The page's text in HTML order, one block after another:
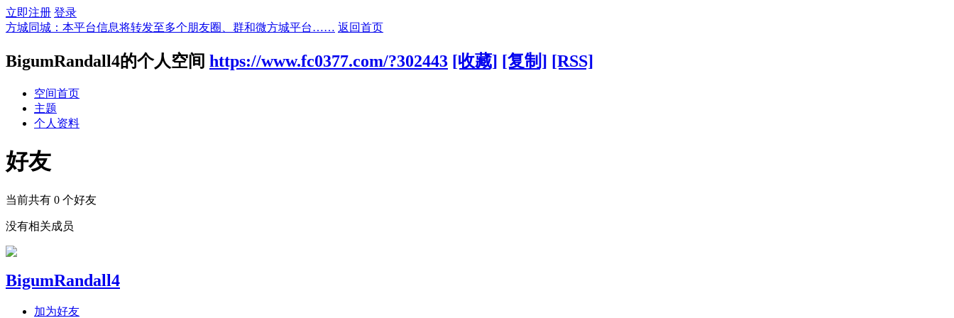
立即注册 登录
方城同城：本平台信息将转发至多个朋友圈、群和微方城平台…… 返回首页
BigumRandall4的个人空间 https://www.fc0377.com/?302443 [收藏] [复制] [RSS]
空间首页
主题
个人资料
好友
当前共有 0 个好友
没有相关成员
BigumRandall4
加为好友